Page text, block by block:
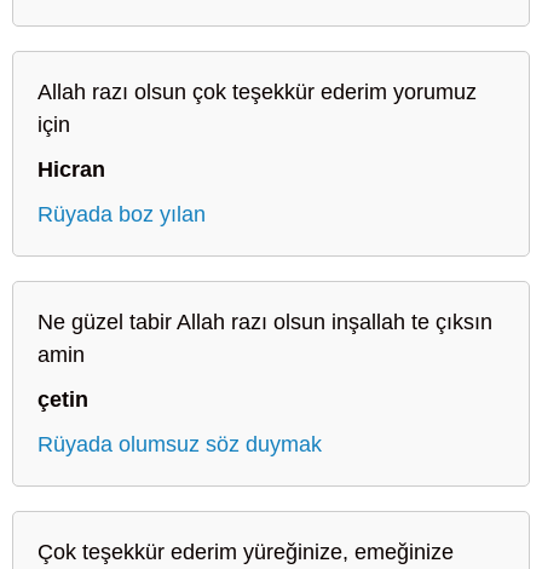
Allah razı olsun çok teşekkür ederim yorumuz
için
Hicran
Rüyada boz yılan
Ne güzel tabir Allah razı olsun inşallah te çıksın
amin
çetin
Rüyada olumsuz söz duymak
Çok teşekkür ederim yüreğinize, emeğinize